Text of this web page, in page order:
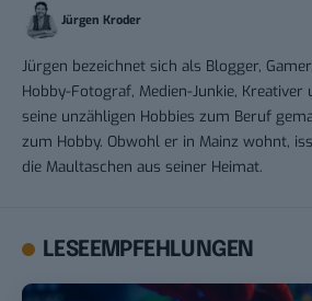
Jürgen Kroder
Jürgen bezeichnet sich als Blogger,
Hobby-Fotograf, Medien-Junkie, Kreativer
seine unzähligen Hobbies zum Beruf
zum Hobby. Obwohl er in Mainz wohnt,
die Maultaschen aus seiner Heimat.
LESEEMPFEHLUNGEN